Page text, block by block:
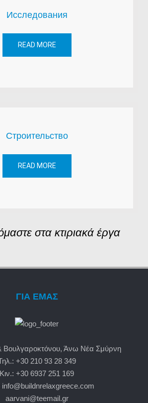
Исследования
READ MORE
Строительство
READ MORE
στα κτιριακά έργα
ΓΙΑ ΕΜΑΣ
Βουλγαροκτόνου, Άνω Νέα Σμύρνη
+30 210 93 28 349
Κιν.: +30 6937 251 169
info@buildnrelaxgreece.com
aarvani@teemail.gr